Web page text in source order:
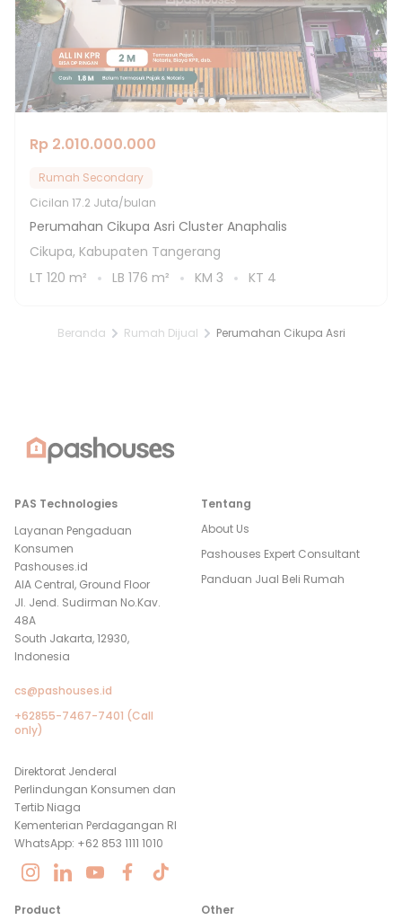
Rp 2.010.000.000
Rumah Secondary
Cicilan 17.2 Juta/bulan
Perumahan Cikupa Asri Cluster Anaphalis
Cikupa, Kabupaten Tangerang
LT 120 m² LB 176 m² KM 3 KT 4
Beranda Rumah Dijual Perumahan Cikupa Asri
PAS Technologies
Layanan Pengaduan
Konsumen
Pashouses.id
AIA Central, Ground Floor
Jl. Jend. Sudirman No.Kav.
48A
South Jakarta, 12930,
Indonesia
cs@pashouses.id
+62855-7467-7401 (Call
only)
Direktorat Jenderal
Perlindungan Konsumen dan
Tertib Niaga
Kementerian Perdagangan RI
WhatsApp: +62 853 1111 1010
Tentang
About Us
Pashouses Expert Consultant
Panduan Jual Beli Rumah
Product Other